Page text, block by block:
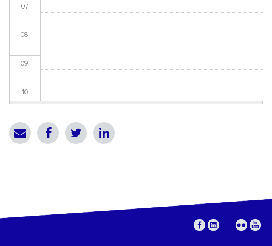
07
08
09
10